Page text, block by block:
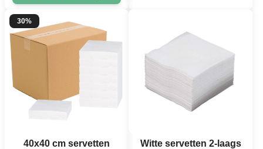
30%
40x40 cm servetten
Witte servetten 2-laags